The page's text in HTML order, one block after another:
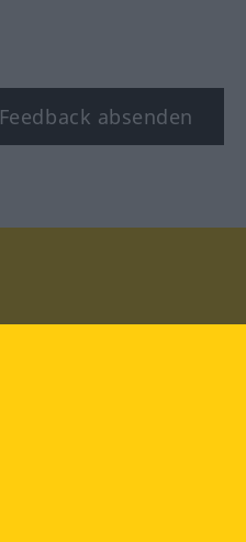
Feedback absenden